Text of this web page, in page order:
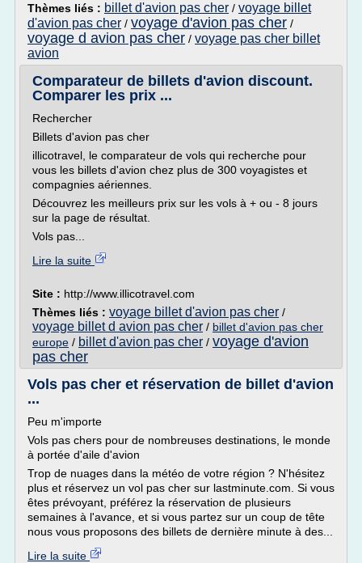
Thèmes liés : billet d'avion pas cher / voyage billet
d'avion pas cher / voyage d'avion pas cher /
voyage d avion pas cher / voyage pas cher billet
avion
Comparateur de billets d'avion discount.
Comparer les prix ...
Rechercher
Billets d'avion pas cher
illicotravel, le comparateur de vols qui recherche pour
vous les billets d'avion chez plus de 300 voyagistes et
compagnies aériennes.
Découvrez les meilleurs prix sur les vols à + ou - 8 jours
sur la page de résultat.
Vols pas...
Lire la suite
Site : http://www.illicotravel.com
Thèmes liés : voyage billet d'avion pas cher /
voyage billet d avion pas cher / billet d'avion pas cher
europe / billet d'avion pas cher / voyage d'avion
pas cher
Vols pas cher et réservation de billet d'avion
...
Peu m'importe
Vols pas chers pour de nombreuses destinations, le monde
à portée d'aile d'avion
Trop de nuages dans la météo de votre région ? N'hésitez
plus et réservez un vol pas cher sur lastminute.com. Si vous
êtes prévoyant, préférez la réservation de plusieurs
semaines à l'avance, et si vous partez sur un coup de tête
nous vous proposons des billets de dernière minute à des...
Lire la suite